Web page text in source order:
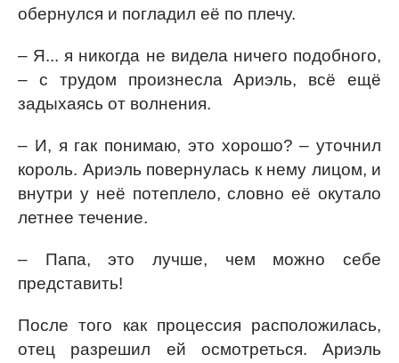
обернулся и погладил её по плечу.
– Я... я никогда не видела ничего подобного,
– с трудом произнесла Ариэль, всё ещё
задыхаясь от волнения.
– И, я гак понимаю, это хорошо? – уточнил
король. Ариэль повернулась к нему лицом, и
внутри у неё потеплело, словно её окутало
летнее течение.
– Папа, это лучше, чем можно себе
представить!
После того как процессия расположилась,
отец разрешил ей осмотреться. Ариэль